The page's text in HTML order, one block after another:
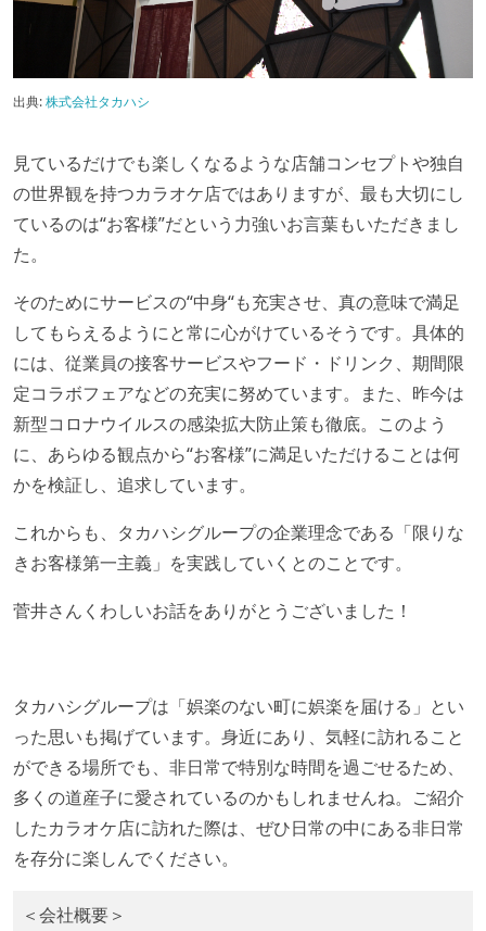
出典:株式会社タカハシ
見ているだけでも楽しくなるような店舗コンセプトや独自
の世界観を持つカラオケ店ではありますが、最も大切にし
ているのは“お客様”だという力強いお言葉もいただきまし
た。
そのためにサービスの“中身“も充実させ、真の意味で満足
してもらえるようにと常に心がけているそうです。具体的
には、従業員の接客サービスやフード・ドリンク、期間限
定コラボフェアなどの充実に努めています。また、昨今は
新型コロナウイルスの感染拡大防止策も徹底。このよう
に、あらゆる観点から“お客様”に満足いただけることは何
かを検証し、追求しています。
これからも、タカハシグループの企業理念である「限りな
きお客様第一主義」を実践していくとのことです。
菅井さんくわしいお話をありがとうございました！
タカハシグループは「娯楽のない町に娯楽を届ける」とい
った思いも掲げています。身近にあり、気軽に訪れること
ができる場所でも、非日常で特別な時間を過ごせるため、
多くの道産子に愛されているのかもしれませんね。ご紹介
したカラオケ店に訪れた際は、ぜひ日常の中にある非日常
を存分に楽しんでください。
＜会社概要＞